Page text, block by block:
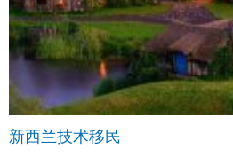
新西兰技术移民